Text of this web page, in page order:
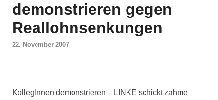
demonstrieren gegen
Reallohnsenkungen
22. November 2007
KollegInnen demonstrieren – LINKE schickt zahme